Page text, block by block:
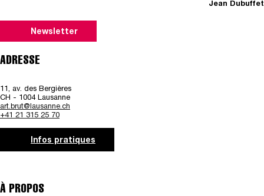
Jean Dubuffet
Newsletter
ADRESSE
11, av. des Bergières
CH - 1004 Lausanne
art.brut@lausanne.ch
+41 21 315 25 70
Infos pratiques
À PROPOS